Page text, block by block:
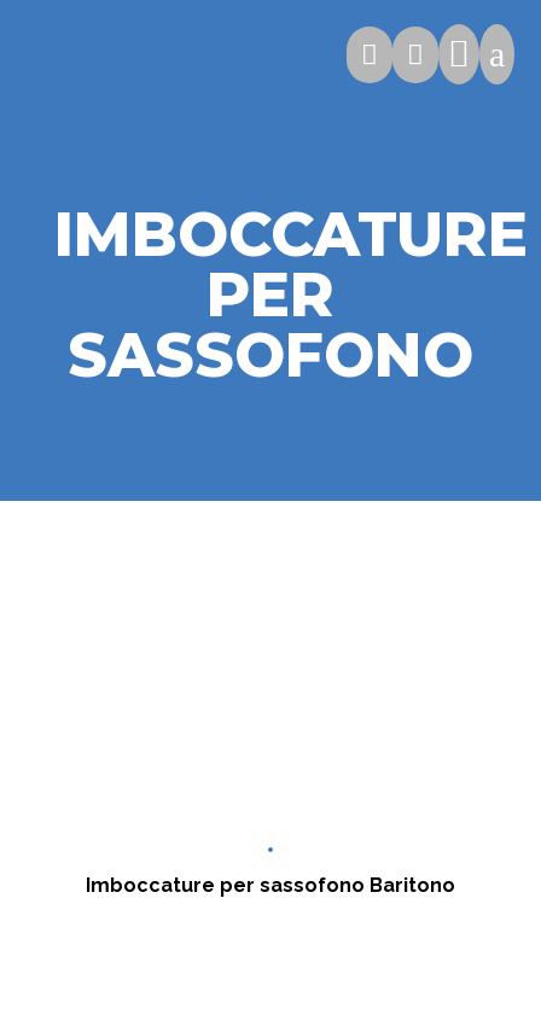
   a
IMBOCCATURE
PER
SASSOFONO
Imboccature per sassofono Baritono